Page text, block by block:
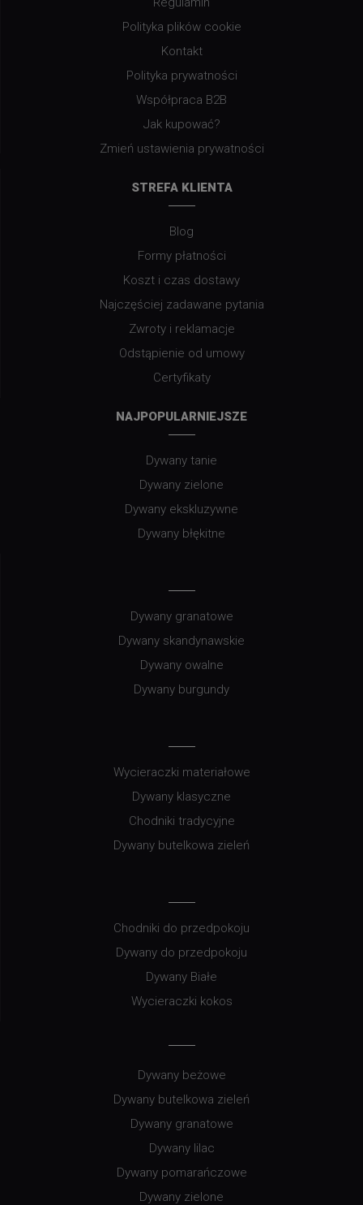
Polityka plików cookie
Kontakt
Polityka prywatności
Współpraca B2B
Jak kupować?
Zmień ustawienia prywatności
STREFA KLIENTA
Blog
Formy płatności
Koszt i czas dostawy
Najczęściej zadawane pytania
Zwroty i reklamacje
Odstąpienie od umowy
Certyfikaty
NAJPOPULARNIEJSZE
Dywany tanie
Dywany zielone
Dywany ekskluzywne
Dywany błękitne
Dywany granatowe
Dywany skandynawskie
Dywany owalne
Dywany burgundy
Wycieraczki materiałowe
Dywany klasyczne
Chodniki tradycyjne
Dywany butelkowa zieleń
Chodniki do przedpokoju
Dywany do przedpokoju
Dywany Białe
Wycieraczki kokos
Dywany beżowe
Dywany butelkowa zieleń
Dywany granatowe
Dywany lilac
Dywany pomarańczowe
Dywany zielone